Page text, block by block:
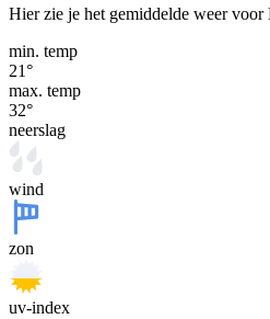
Hier zie je het gemiddelde weer voor
min. temp
21°
max. temp
32°
neerslag
wind
zon
uv-index